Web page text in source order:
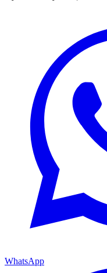
WhatsApp